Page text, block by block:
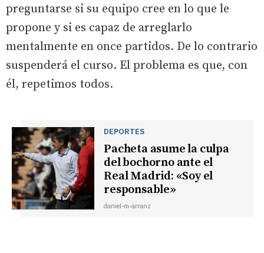
preguntarse si su equipo cree en lo que le
propone y si es capaz de arreglarlo
mentalmente en once partidos. De lo contrario
suspenderá el curso. El problema es que, con
él, repetimos todos.
DEPORTES
Pacheta asume la culpa
del bochorno ante el
Real Madrid: «Soy el
responsable»
daniel-m-arranz